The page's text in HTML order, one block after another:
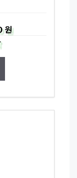
원